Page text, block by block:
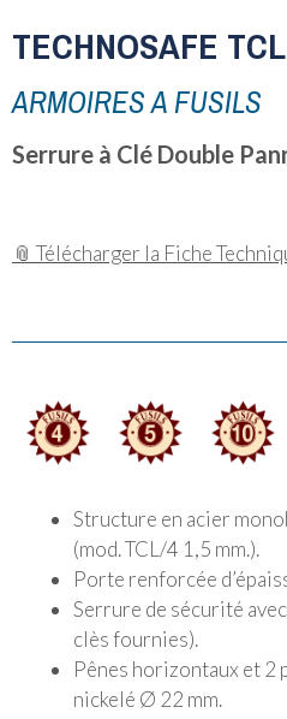
TECHNOSAFE TCL
ARMOIRES A FUSILS
Serrure à Clé Double
📎 Télécharger la Fiche
Structure en acier
(mod. TCL/4 1,5 mm.).
Porte renforcée
Serrure de sécurité
clès fournies).
Pênes horizontaux et 2
nickelé Ø 22 mm.